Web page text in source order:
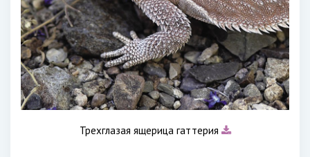
Трехглазая ящерица гаттерия